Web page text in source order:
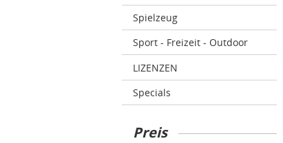
Spielzeug
Sport - Freizeit - Outdoor
LIZENZEN
Specials
Preis